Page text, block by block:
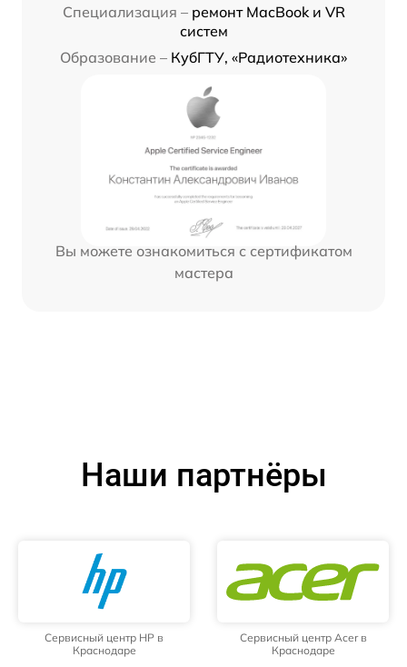
Специализация – ремонт MacBook и VR
систем
Образование – КубГТУ, «Радиотехника»
Вы можете ознакомиться с сертификатом
мастера
Наши партнёры
Сервисный центр HP в
Краснодаре
Сервисный центр Acer в
Краснодаре